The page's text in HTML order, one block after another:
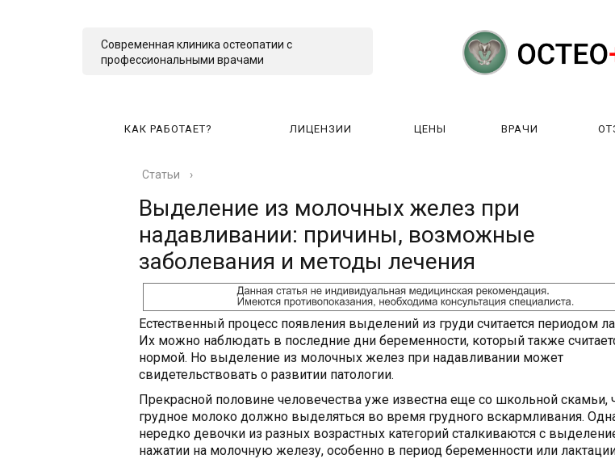
Современная клиника остеопатии с
профессиональными врачами
КАК РАБОТАЕТ? ЛИЦЕНЗИИ ЦЕНЫ ВРАЧИ
Статьи ›
Выделение из молочных желез при
надавливании: причины, возможные
заболевания и методы лечения
Естественный процесс появления выделений из груди считается периодом
Их можно наблюдать в последние дни беременности, который также
нормой. Но выделение из молочных желез при надавливании может
свидетельствовать о развитии патологии.
Прекрасной половине человечества уже известна еще со школьной скамьи,
грудное молоко должно выделяться во время грудного вскармливания.
нередко девочки из разных возрастных категорий сталкиваются с
нажатии на молочную железу, особенно в период беременности или